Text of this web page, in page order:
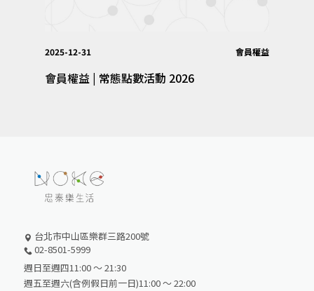
2025-12-31 會員權益
會員權益 | 常態點數活動 2026
台北市中山區樂群三路200號
02-8501-5999
週日至週四11:00 ～ 21:30
週五至週六(含例假日前一日)11:00 ～ 22:00